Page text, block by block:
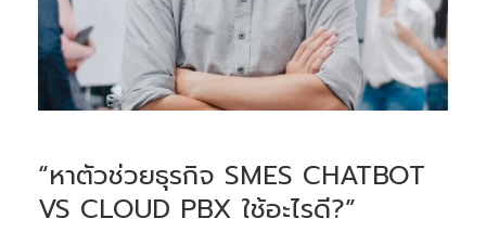
“หาตัวช่วยธุรกิจ SMES CHATBOT
VS CLOUD PBX ใช้อะไรดี?”